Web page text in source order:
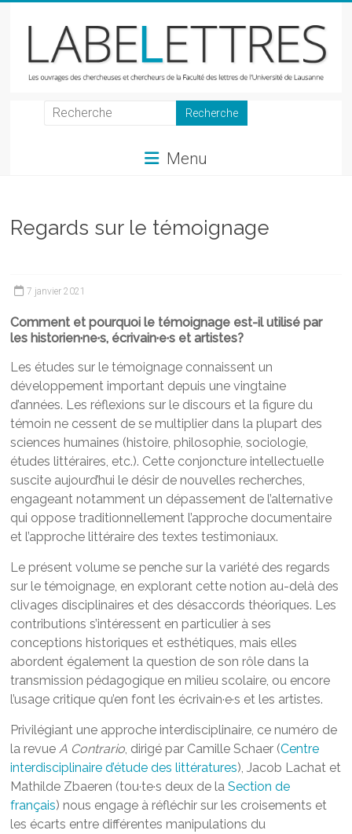
LabeLettres
et
chercheurs
Faculté
des
lettres
Menu
Regards sur le témoignage
7 janvier 2021
Comment et pourquoi le témoignage est-il utilisé par
les historien·ne·s, écrivain·e·s et artistes?
Les études sur le témoignage connaissent un
développement important depuis une vingtaine
d’années. Les réflexions sur le discours et la figure du
témoin ne cessent de se multiplier dans la plupart des
sciences humaines (histoire, philosophie, sociologie,
études littéraires, etc.). Cette conjoncture intellectuelle
suscite aujourd’hui le désir de nouvelles recherches,
engageant notamment un dépassement de l’alternative
qui oppose traditionnellement l’approche documentaire
et l’approche littéraire des textes testimoniaux.
Le présent volume se penche sur la variété des regards
sur le témoignage, en explorant cette notion au-delà des
clivages disciplinaires et des désaccords théoriques. Les
contributions s’intéressent en particulier à ses
conceptions historiques et esthétiques, mais elles
abordent également la question de son rôle dans la
transmission pédagogique en milieu scolaire, ou encore
l’usage critique qu’en font les écrivain·e·s et les artistes.
Privilégiant une approche interdisciplinaire, ce numéro de
la revueA Contrario, dirigé par Camille Schaer (Centre
interdisciplinaire d’étude des littératures), Jacob Lachat et
Mathilde Zbaeren (tou·te·s deux de la Section de
français) nous engage à réfléchir sur les croisements et
les écarts entre différentes manipulations du